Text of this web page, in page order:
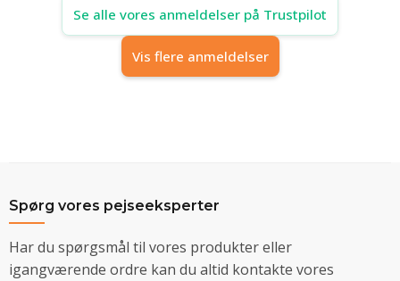
Se alle vores anmeldelser på Trustpilot
Vis flere anmeldelser
Spørg vores pejseeksperter
Har du spørgsmål til vores produkter eller
igangværende ordre kan du altid kontakte vores